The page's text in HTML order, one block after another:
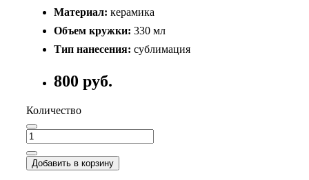
Материал: керамика
Объем кружки: 330 мл
Тип нанесения: сублимация
800 руб.
Количество
Добавить в корзину